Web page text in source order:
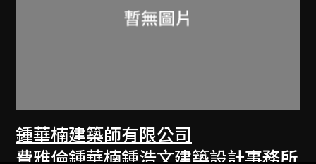
鍾華楠建築師有限公司
費雅倫鍾華楠鍾浩文建築設計事務所